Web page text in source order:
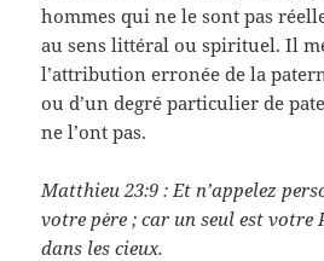
hommes qui ne le sont pas
au sens littéral ou spirituel. Il
l’attribution erronée de la
ou d’un degré particulier de
ne l’ont pas.
Matthieu 23:9 : Et n’appelez
votre père ; car un seul est votre
dans les cieux.